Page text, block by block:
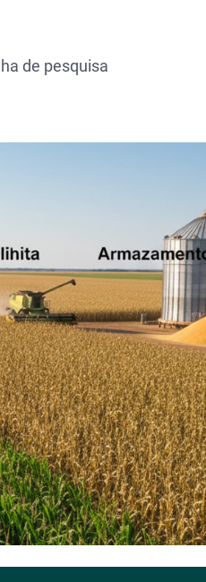
de pesquisa